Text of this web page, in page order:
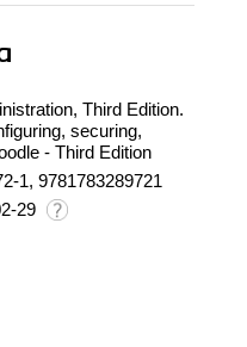
Third Edition.
securing,
- Third Edition
1, 9781783289721
29